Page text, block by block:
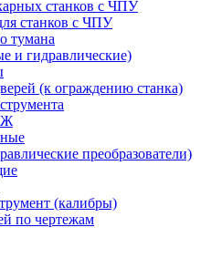
станков с ЧПУ
станков с ЧПУ
тумана
и гидравлические)
(к ограждению станка)
преобразователи)
(калибры)
по чертежам